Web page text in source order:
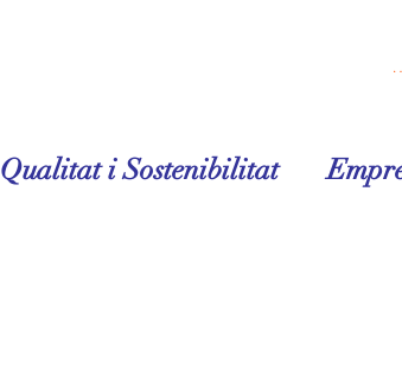
Qualitat i Sostenibilitat
Inicia la